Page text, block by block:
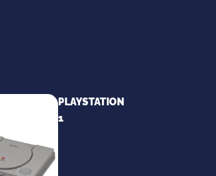
PLAYSTATION
1